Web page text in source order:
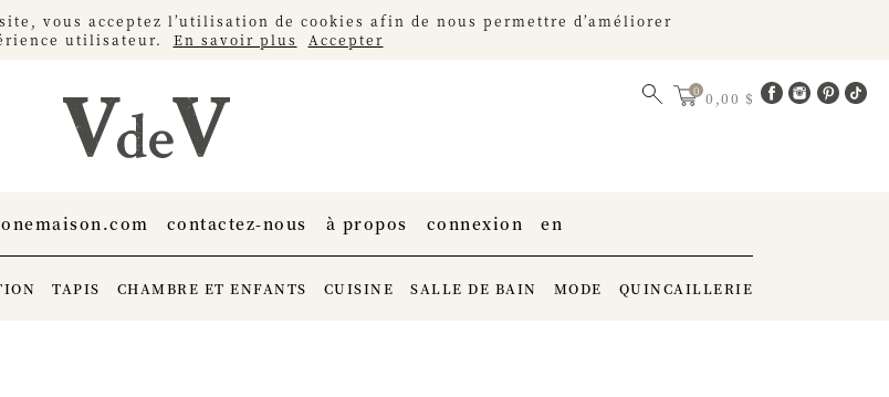
vous acceptez l’utilisation de cookies afin de nous permettre d’améliorer
utilisateur.
En savoir plus Accepter
contactez-nous à propos connexion en
TAPIS CHAMBRE ET ENFANTS CUISINE SALLE DE BAIN MODE QUINCAILLERIE
0,00 $